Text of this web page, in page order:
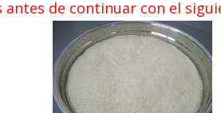
antes de continuar con el